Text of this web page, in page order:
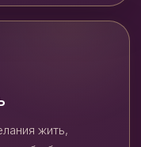
жить,